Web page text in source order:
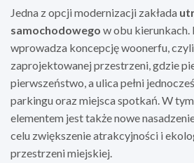
Jedna z opcji modernizacji zakłada
samochodowego w obu
wprowadza koncepcję woonerfu,
zaprojektowanej przestrzeni, gdzie
pierwszeństwo, a ulica pełni
parkingu oraz miejsca spotkań. W
elementem jest także nowe
celu zwiększenie atrakcyjności i
przestrzeni miejskiej.